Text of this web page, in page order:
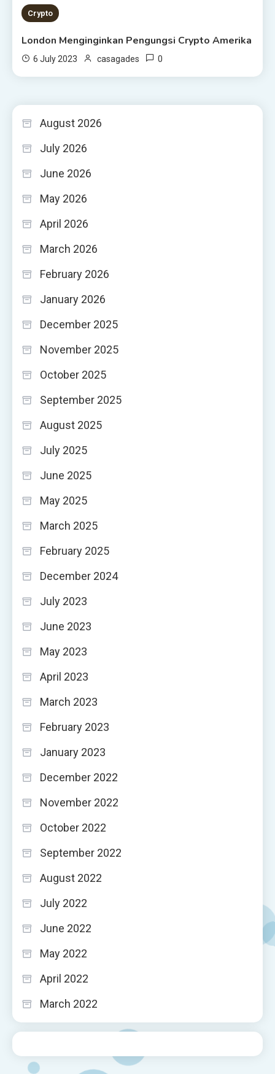
4 MINS READ
Crypto
London Menginginkan Pengungsi Crypto Amerika
6 July 2023 casagades 0
August 2026
July 2026
June 2026
May 2026
April 2026
March 2026
February 2026
January 2026
December 2025
November 2025
October 2025
September 2025
August 2025
July 2025
June 2025
May 2025
March 2025
February 2025
December 2024
July 2023
June 2023
May 2023
April 2023
March 2023
February 2023
January 2023
December 2022
November 2022
October 2022
September 2022
August 2022
July 2022
June 2022
May 2022
April 2022
March 2022